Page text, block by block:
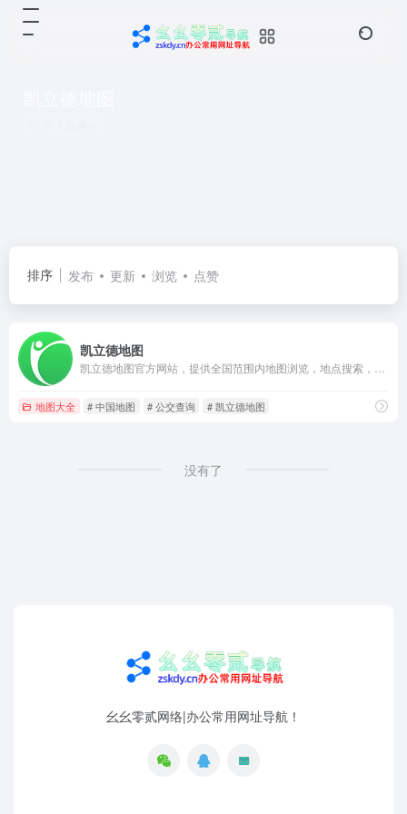
排序 发布 更新 浏览 点赞
凯立德地图
地图大全 # 中国地图 # 公交查询 # 凯立德地图
没有了
幺幺零贰网络|办公常用网址导航！